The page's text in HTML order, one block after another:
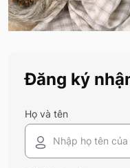
Đăng ký
Họ và tên